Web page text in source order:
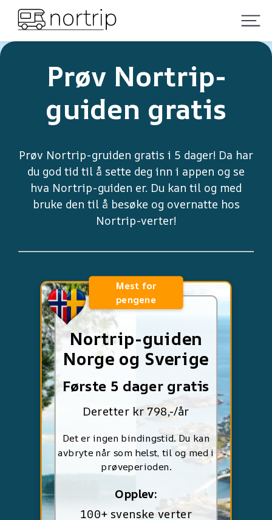
Prøv Nortrip-
guiden gratis
Prøv Nortrip-gruiden gratis i 5 dager! Da har
du god tid til å sette deg inn i appen og se
hva Nortrip-guiden er. Du kan til og med
bruke den til å besøke og overnatte hos
Nortrip-verter!
Mest for
pengene
Nortrip-guiden
Norge og Sverige
Første 5 dager gratis
Deretter kr 798,-/år
Det er ingen bindingstid. Du kan
avbryte når som helst, til og med i
prøveperioden.
Opplev:
100+ svenske verter